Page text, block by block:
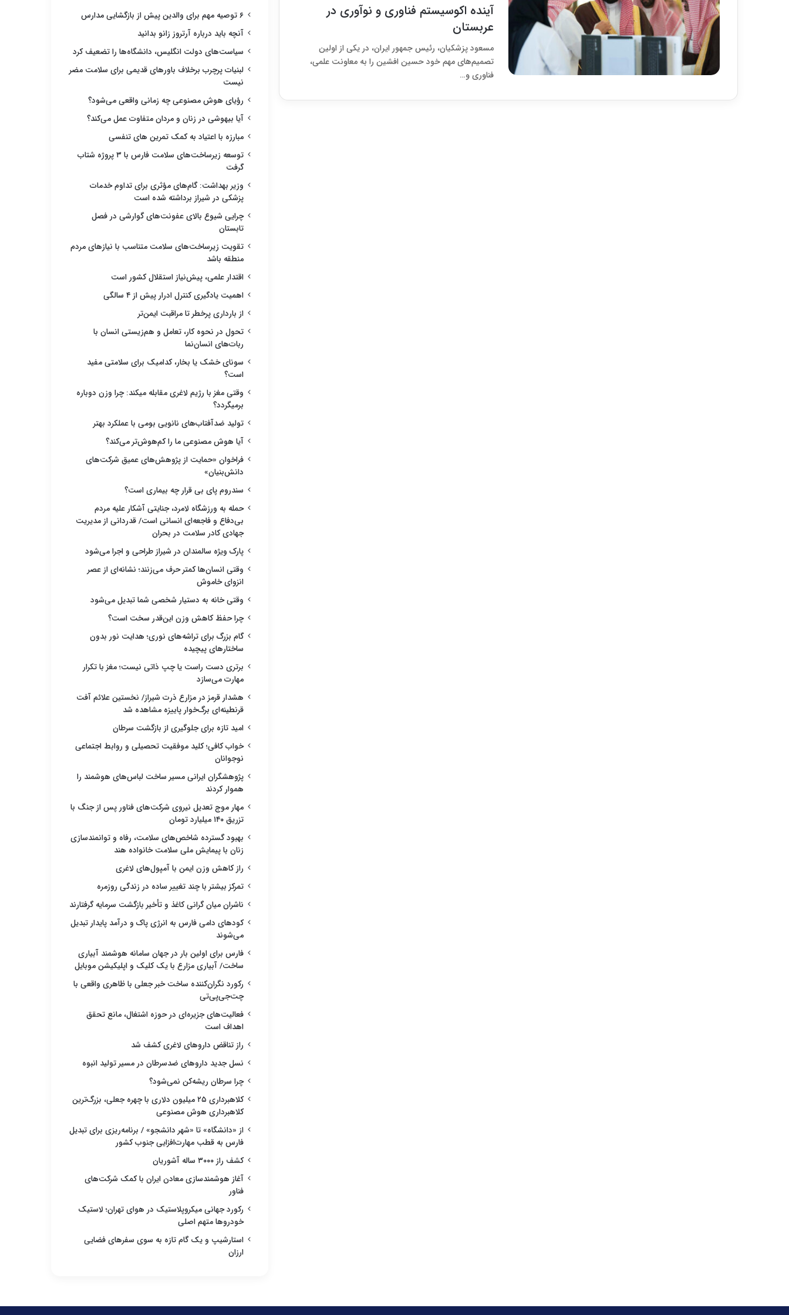
آینده اکوسیستم فناوری و نوآوری در
عربستان
مسعود پزشکیان، رئیس جمهور ایران، در یکی از اولین
تصمیم‌های مهم خود حسین افشین را به معاونت علمی،
فناوری و…
۶ توصیه مهم برای والدین پیش از بازگشایی مدارس
آنچه باید درباره آرتروز زانو بدانید
سیاست‌های دولت انگلیس، دانشگاه‌ها را تضعیف کرد
لبنیات پرچرب برخلاف باورهای قدیمی برای سلامت مضر
نیست
رؤیای هوش مصنوعی چه زمانی واقعی می‌شود؟
آیا بیهوشی در زنان و مردان متفاوت عمل می‌کند؟
مبارزه با اعتیاد به کمک تمرین های تنفسی
توسعه زیرساخت‌های سلامت فارس با ۳ پروژه شتاب
گرفت
وزیر بهداشت: گام‌های مؤثری برای تداوم خدمات
پزشکی در شیراز برداشته شده است
چرایی شیوع بالای عفونت‌های گوارشی در فصل
تابستان
تقویت زیرساخت‌های سلامت متناسب با نیازهای مردم
منطقه باشد
اقتدار علمی، پیش‌نیاز استقلال کشور است
اهمیت یادگیری کنترل ادرار پیش از ۴ سالگی
از بارداری پرخطر تا مراقبت ایمن‌تر
تحول در نحوه کار، تعامل و هم‌زیستی انسان با
ربات‌های انسان‌نما
سونای خشک یا بخار، کدامیک برای سلامتی مفید
است؟
وقتی مغز با رژیم لاغری مقابله میکند: چرا وزن دوباره
برمیگردد؟
تولید ضدآفتاب‌های نانویی بومی با عملکرد بهتر
آیا هوش مصنوعی ما را کم‌هوش‌تر می‌کند؟
فراخوان «حمایت از پژوهش‌های عمیق شرکت‌های
دانش‌بنیان»
سندروم پای بی قرار چه بیماری است؟
حمله به ورزشگاه لامرد، جنایتی آشکار علیه مردم
بی‌دفاع و فاجعه‌ای انسانی است/ قدردانی از مدیریت
جهادی کادر سلامت در بحران
پارک ویژه سالمندان در شیراز طراحی و اجرا می‌شود
وقتی انسان‌ها کمتر حرف می‌زنند؛ نشانه‌ای از عصر
انزوای خاموش
وقتی خانه به دستیار شخصی شما تبدیل می‌شود
چرا حفظ کاهش وزن این‌قدر سخت است؟
گام بزرگ برای تراشه‌های نوری؛ هدایت نور بدون
ساختارهای پیچیده
برتری دست راست یا چپ ذاتی نیست؛ مغز با تکرار
مهارت می‌سازد
هشدار قرمز در مزارع ذرت شیراز/ نخستین علائم آفت
قرنطینه‌ای برگ‌خوار پاییزه مشاهده شد
امید تازه برای جلوگیری از بازگشت سرطان
خواب کافی؛ کلید موفقیت تحصیلی و روابط اجتماعی
نوجوانان
پژوهشگران ایرانی مسیر ساخت لباس‌های هوشمند را
هموار کردند
مهار موج تعدیل نیروی شرکت‌های فناور پس از جنگ با
تزریق ۱۴۰ میلیارد تومان
بهبود گسترده شاخص‌های سلامت، رفاه و توانمندسازی
زنان با پیمایش ملی سلامت خانواده هند
راز کاهش وزن ایمن با آمپول‌های لاغری
تمرکز بیشتر با چند تغییر ساده در زندگی روزمره
ناشران میان گرانی کاغذ و تأخیر بازگشت سرمایه گرفتارند
کودهای دامی فارس به انرژی پاک و درآمد پایدار تبدیل
می‌شوند
فارس برای اولین بار در جهان سامانه هوشمند آبیاری
ساخت/ آبیاری مزارع با یک کلیک و اپلیکیشن موبایل
رکورد نگران‌کننده ساخت خبر جعلی با ظاهری واقعی با
چت‌جی‌پی‌تی
فعالیت‌های جزیره‌ای در حوزه اشتغال، مانع تحقق
اهداف است
راز تناقض داروهای لاغری کشف شد
نسل جدید داروهای ضدسرطان در مسیر تولید انبوه
چرا سرطان ریشه‌کن نمی‌شود؟
کلاهبرداری ۲۵ میلیون دلاری با چهره جعلی، بزرگ‌ترین
کلاهبرداری هوش مصنوعی
از «دانشگاه» تا «شهر دانشجو» / برنامه‌ریزی برای تبدیل
فارس به قطب مهارت‌افزایی جنوب کشور
کشف راز ۳۰۰۰ ساله آشوریان
آغاز هوشمندسازی معادن ایران با کمک شرکت‌های
فناور
رکورد جهانی میکروپلاستیک در هوای تهران؛ لاستیک
خودروها متهم اصلی
استارشیپ و یک گام تازه به سوی سفرهای فضایی
ارزان